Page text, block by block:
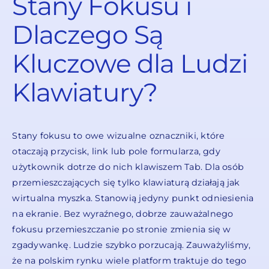
Dlaczego Są
Kluczowe dla Ludzi
Klawiatury?
Stany fokusu to owe wizualne oznaczniki, które
otaczają przycisk, link lub pole formularza, gdy
użytkownik dotrze do nich klawiszem Tab. Dla osób
przemieszczających się tylko klawiaturą działają jak
wirtualna myszka. Stanowią jedyny punkt odniesienia
na ekranie. Bez wyraźnego, dobrze zauważalnego
fokusu przemieszczanie po stronie zmienia się w
zgadywankę. Ludzie szybko porzucają. Zauważyliśmy,
że na polskim rynku wiele platform traktuje do tego